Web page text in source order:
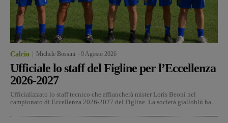
Calcio Michele Bossini 9 Agosto 2026
Ufficiale lo staff del Figline per l’Eccellenza
2026-2027
Ufficializzato lo staff tecnico che affiancherà mister Loris Beoni nel
campionato di Eccellenza 2026-2027 del Figline. La società gialloblù ha...